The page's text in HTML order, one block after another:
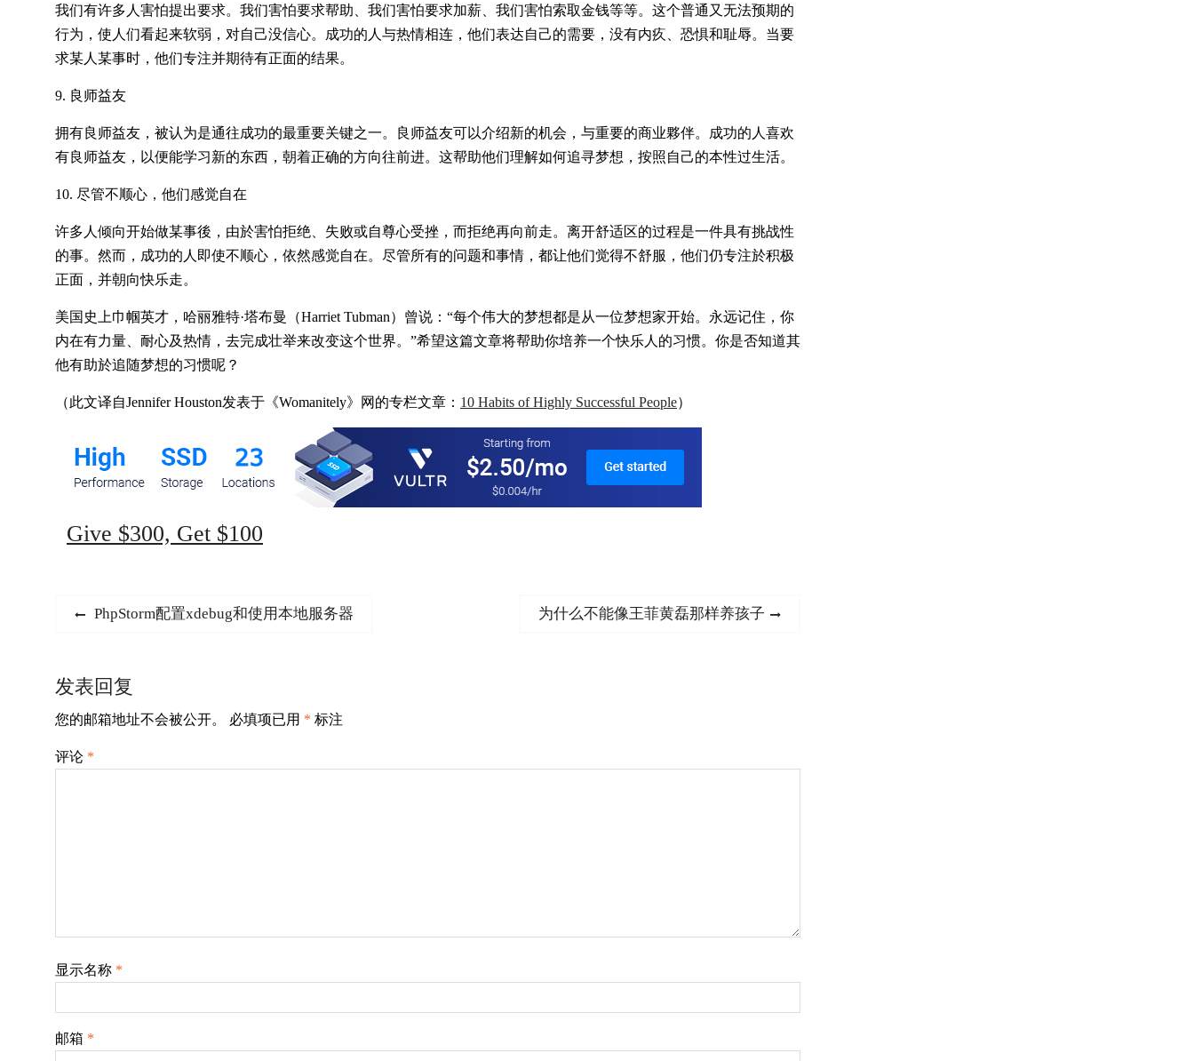
我们有许多人害怕提出要求。我们害怕要求帮助、我们害怕要求加薪、我们害怕索取金钱等等。这个普通又无法预期的
行为，使人们看起来软弱，对自己没信心。成功的人与热情相连，他们表达自己的需要，没有内疚、恐惧和耻辱。当要
求某人某事时，他们专注并期待有正面的结果。
9. 良师益友
拥有良师益友，被认为是通往成功的最重要关键之一。良师益友可以介绍新的机会，与重要的商业夥伴。成功的人喜欢
有良师益友，以便能学习新的东西，朝着正确的方向往前进。这帮助他们理解如何追寻梦想，按照自己的本性过生活。
10. 尽管不顺心，他们感觉自在
许多人倾向开始做某事後，由於害怕拒绝、失败或自尊心受挫，而拒绝再向前走。离开舒适区的过程是一件具有挑战性
的事。然而，成功的人即使不顺心，依然感觉自在。尽管所有的问题和事情，都让他们觉得不舒服，他们仍专注於积极
正面，并朝向快乐走。
美国史上巾帼英才，哈丽雅特·塔布曼（Harriet Tubman）曾说：‌‌“每个伟大的梦想都是从一位梦想家开始。永远记住，你
内在有力量、耐心及热情，去完成壮举来改变这个世界。‌‌”希望这篇文章将帮助你培养一个快乐人的习惯。你是否知道其
他有助於追随梦想的习惯呢？
（此文译自Jennifer Houston发表于《Womanitely》网的专栏文章： 10 Habits of Highly Successful People）
Give $300, Get $100
文
导
航
Previous
PhpStorm配置xdebug和使用本地服务器
Next
为什么不能像王菲黄磊那样养孩子
发表回复
您的邮箱地址不会被公开。 必填项已用 * 标注
评论 *
显示名称 *
邮箱 *